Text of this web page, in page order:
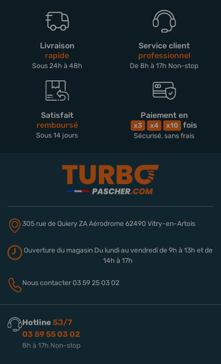
Livraison
rapide
Sous 24h à 48h
Service client
professionnel
De 8h à 17h Non-stop
Satisfait
remboursé
Sous 14 jours
Paiement en
x3 x4 x10 fois
Sécurisé, sans frais
305 rue de QuieryZA Aérodrome 62490 Vitry-en-Artois
Ouverture du magasinDu lundi au vendredi de 9h à 13h et de
14h à 17h
Nous contacter 03 59 25 03 02
Hotline 5J/7
03 59 55 03 02
8h à 17h Non-stop